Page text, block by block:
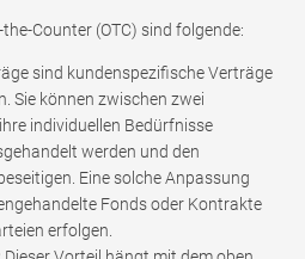
Counter (OTC) sind folgende:
sind kundenspezifische Verträge
Sie können zwischen zwei
individuellen Bedürfnisse
werden und den
Eine solche Anpassung
Fonds oder Kontrakte
erfolgen.